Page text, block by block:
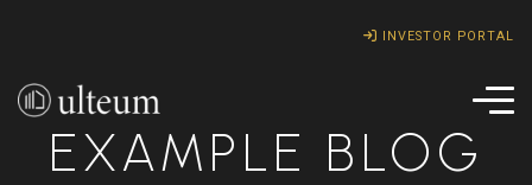
INVESTOR PORTAL
EXAMPLE BLOG